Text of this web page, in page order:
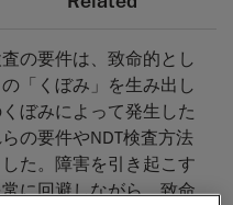
の要件は、致命的とし
「くぼみ」を生み出し
ぼみによって発生した
の要件やNDT検査方法
た。障害を引き起こす
に回避しながら、致命